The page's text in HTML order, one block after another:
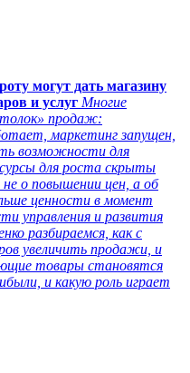
могут дать магазину
и услуг Многие
продаж:
маркетинг запущен,
возможности для
для роста скрыты
о повышении цен, а об
ценности в момент
управления и развития
разбираемся, как с
увеличить продажи, и
товары становятся
и какую роль играет